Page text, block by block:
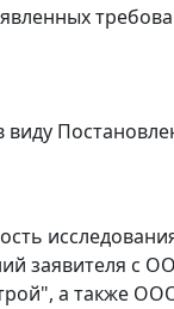
заявителя с
а также